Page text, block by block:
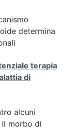
determina
terapia
di
alcuni
morbo di